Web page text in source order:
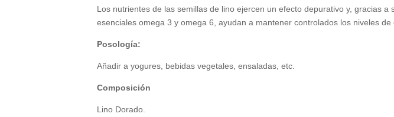
Los nutrientes de las semillas de lino ejercen un efecto depurativo y, gracias a
esenciales omega 3 y omega 6, ayudan a mantener controlados los niveles
Posología:
Añadir a yogures, bebidas vegetales, ensaladas, etc.
Composición
Lino Dorado.